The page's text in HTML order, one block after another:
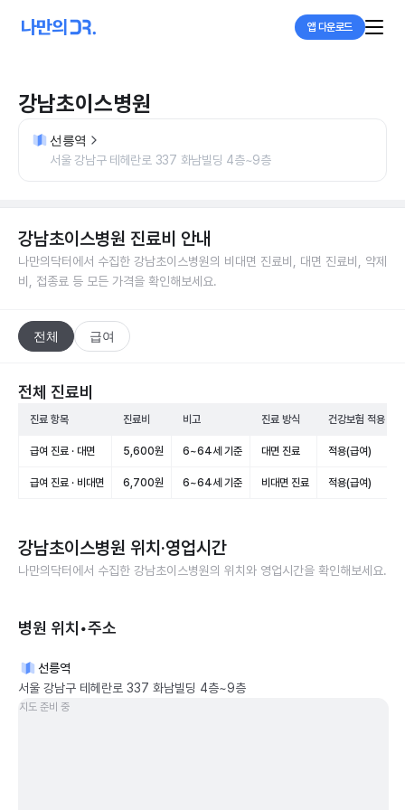
앱 다운로드
강남초이스병원
선릉역
서울 강남구 테헤란로 337 화남빌딩 4층~9층
강남초이스병원 진료비 안내
나만의닥터에서 수집한 강남초이스병원의 비대면 진료비, 대면 진료비, 약제
비, 접종료 등 모든 가격을 확인해보세요.
전체 급여
전체 진료비
진료 항목 진료비 비고 진료 방식 건강보험 적용
급여 진료 · 대면 5,600원 6~64세 기준 대면 진료 적용(급여)
급여 진료 · 비대면 6,700원 6~64세 기준 비대면 진료 적용(급여)
강남초이스병원 위치·영업시간
나만의닥터에서 수집한 강남초이스병원의 위치와 영업시간을 확인해보세요.
병원 위치•주소
선릉역
서울 강남구 테헤란로 337 화남빌딩 4층~9층
지도 준비 중